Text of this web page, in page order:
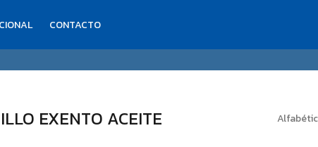
CONTACTO
EXENTO ACEITE